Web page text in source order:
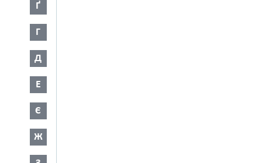
Ґ
Г
Д
Е
Є
Ж